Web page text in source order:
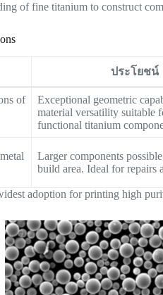
of fine titanium to construct
ประโยชน์
of
Exceptional geometric
material versatility suitable
functional titanium
Larger components
build area. Ideal for repairs
adoption for printing high